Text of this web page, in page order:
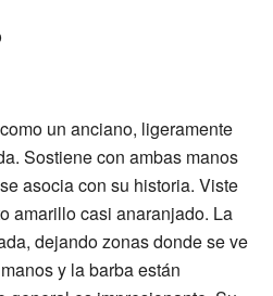
un anciano, ligeramente
Sostiene con ambas manos
asocia con su historia. Viste
amarillo casi anaranjado. La
dejando zonas donde se ve
y la barba están